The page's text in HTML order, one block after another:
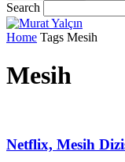
Search
Home Tags Mesih
Mesih
Netflix, Mesih